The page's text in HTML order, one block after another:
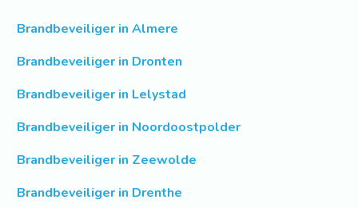
Brandbeveiliger in Almere
Brandbeveiliger in Dronten
Brandbeveiliger in Lelystad
Brandbeveiliger in Noordoostpolder
Brandbeveiliger in Zeewolde
Brandbeveiliger in Drenthe